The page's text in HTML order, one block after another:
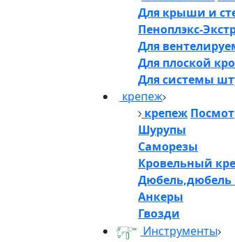
Для крыши и
Пеноплэкс-
Для
Для плоской
Для системы
крепеж
крепеж
Шурупы
Саморезы
Кровельный
Дюбель,дюбель
Анкеры
Гвозди
Инструменты